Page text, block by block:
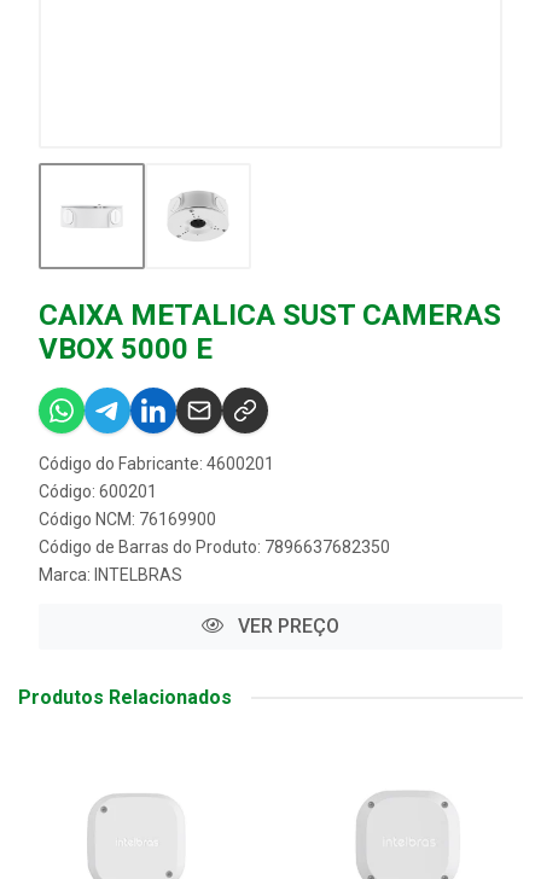
CAIXA METALICA SUST CAMERAS
VBOX 5000 E
Código do Fabricante: 4600201
Código: 600201
Código NCM: 76169900
Código de Barras do Produto: 7896637682350
Marca: INTELBRAS
VER PREÇO
Produtos Relacionados